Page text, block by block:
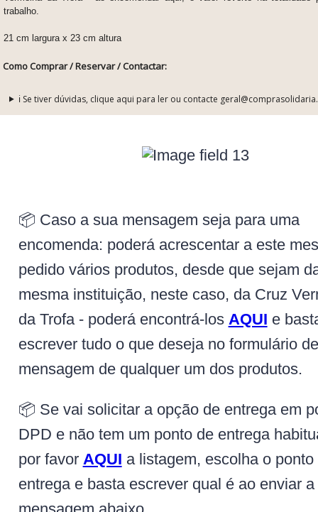
trabalho.
21 cm largura x 23 cm altura
Como Comprar / Reservar / Contactar:
ℹ️ Se tiver dúvidas, clique aqui para ler ou contacte